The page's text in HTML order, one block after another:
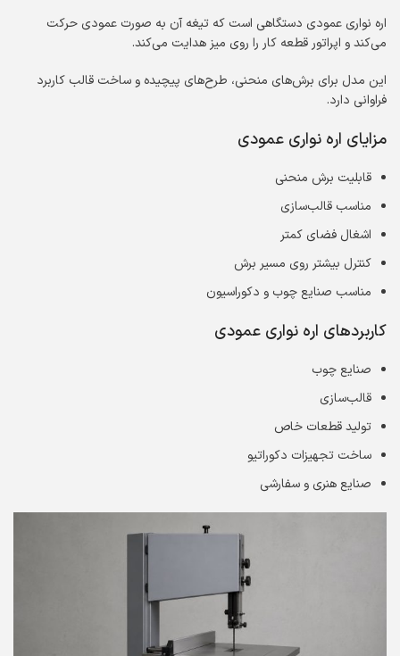
اره نواری عمودی دستگاهی است که تیغه آن به صورت عمودی حرکت
می‌کند و اپراتور قطعه کار را روی میز هدایت می‌کند.
این مدل برای برش‌های منحنی، طرح‌های پیچیده و ساخت قالب کاربرد
فراوانی دارد.
مزایای اره نواری عمودی
قابلیت برش منحنی
مناسب قالب‌سازی
اشغال فضای کمتر
کنترل بیشتر روی مسیر برش
مناسب صنایع چوب و دکوراسیون
کاربردهای اره نواری عمودی
صنایع چوب
قالب‌سازی
تولید قطعات خاص
ساخت تجهیزات دکوراتیو
صنایع هنری و سفارشی